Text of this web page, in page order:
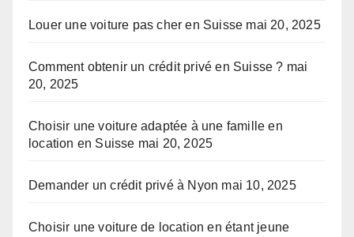
Louer une voiture pas cher en Suisse mai 20, 2025
Comment obtenir un crédit privé en Suisse ? mai
20, 2025
Choisir une voiture adaptée à une famille en
location en Suisse mai 20, 2025
Demander un crédit privé à Nyon mai 10, 2025
Choisir une voiture de location en étant jeune